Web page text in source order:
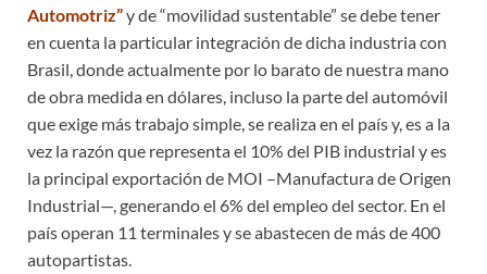
Automotriz”y de “movilidad sustentable” se debe tener
en cuenta la particular integración de dicha industria con
Brasil, donde actualmente por lo barato de nuestra mano
de obra medida en dólares, incluso la parte del automóvil
que exige más trabajo simple, se realiza en el país y, es a la
vez la razón que representa el 10% del PIB industrial y es
la principal exportación de MOI –Manufactura de Origen
Industrial—, generando el 6% del empleo del sector. En el
país operan 11 terminales y se abastecen de más de 400
autopartistas.